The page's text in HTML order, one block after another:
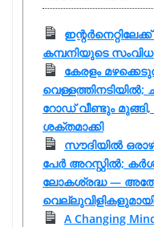
കമ്പനിയുടെ
കേരളം
വെള്ളത്തിനടിയിൽ;
റോഡ് വീണ്ടും
ശക്തമാക്കി
സൗദിയിൽ
പേർ അറസ്റ്റിൽ;
ലോകശ്രദ്ധ —
A Changing